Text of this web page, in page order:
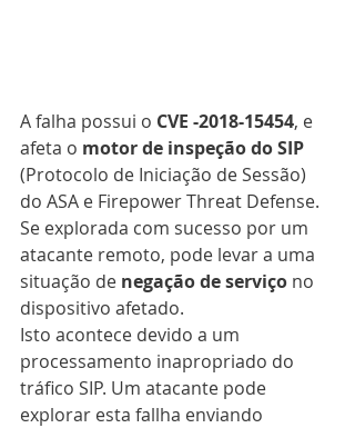
A falha possui o CVE -2018-15454, e
afeta o motor de inspeção do SIP
(Protocolo de Iniciação de Sessão)
do ASA e Firepower Threat Defense.
Se explorada com sucesso por um
atacante remoto, pode levar a uma
situação de negação de serviço no
dispositivo afetado.
Isto acontece devido a um
processamento inapropriado do
tráfico SIP. Um atacante pode
explorar esta fallha enviando